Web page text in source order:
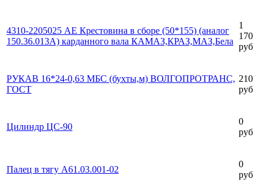
4310-2205025 АЕ Крестовина в сборе (50*155) (аналог
150.36.013А) карданного вала КАМАЗ,КРАЗ,МАЗ,Бела
1
170
руб
РУКАВ 16*24-0,63 МБС (бухты,м) ВОЛГОПРОТРАНС,
ГОСТ
210
руб
Цилиндр ЦС-90
0
руб
Палец в тягу А61.03.001-02
0
руб